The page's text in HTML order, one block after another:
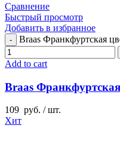
Сравнение
Быстрый просмотр
Добавить в избранное
Braas Франкфуртская
Add to cart
Braas
109 руб. / шт.
Хит